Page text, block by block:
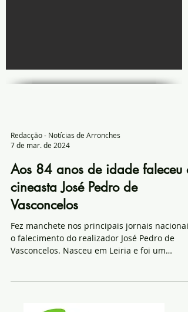
Redacção - Notícias de Arronches
7 de mar. de 2024
Aos 84 anos de idade faleceu o
cineasta José Pedro de
Vasconcelos
Fez manchete nos principais jornais nacionais
o falecimento do realizador José Pedro de
Vasconcelos. Nasceu em Leiria e foi um